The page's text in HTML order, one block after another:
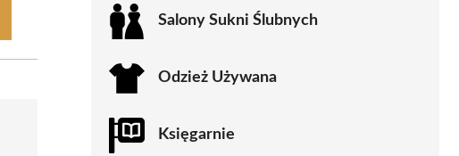
Salony Sukni Ślubnych
Odzież Używana
Księgarnie